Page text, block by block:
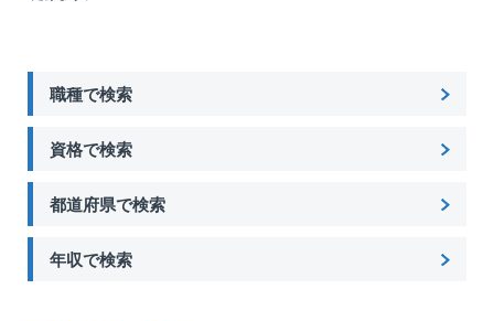
計画・設計・施工・維持管理それぞれの専門家が在籍
ご自身の得意分野でのご活躍ができることに加え、未
です。
勤務地：西日本支社
職種で検索
資格で検索
都道府県で検索
年収で検索